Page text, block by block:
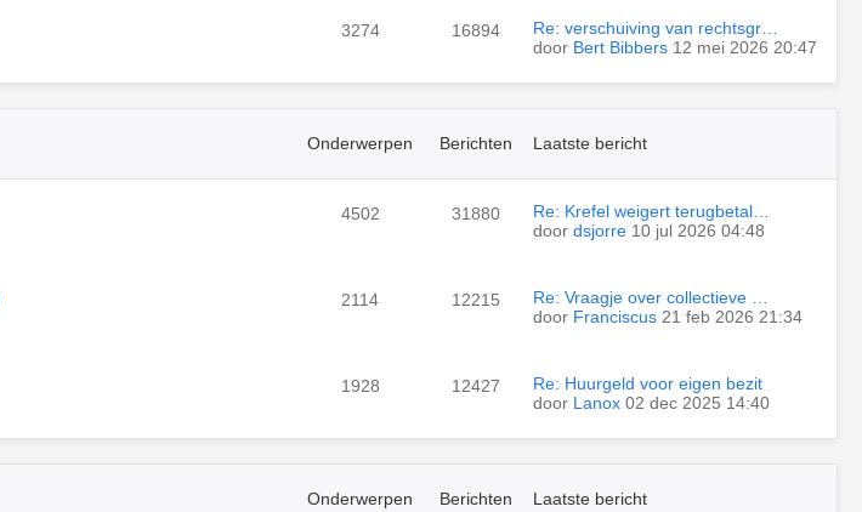
3274 16894
Re: verschuiving van rechtsgr…
door Bert Bibbers 12 mei 2026 20:47
Onderwerpen Berichten Laatste bericht
4502 31880
Re: Krefel weigert terugbetal…
door dsjorre 10 jul 2026 04:48
2114 12215
Re: Vraagje over collectieve …
door Franciscus 21 feb 2026 21:34
1928 12427
Re: Huurgeld voor eigen bezit
door Lanox 02 dec 2025 14:40
Onderwerpen Berichten Laatste bericht